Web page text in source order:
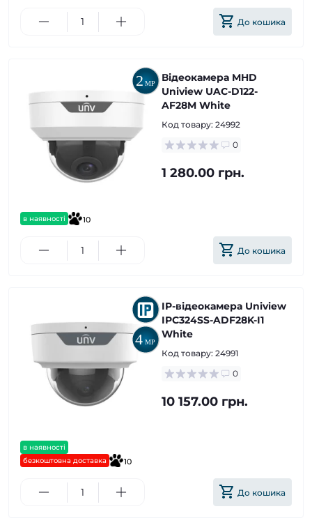
До кошика
в наявності 10
Відеокамера MHD
Uniview UAC-D122-
AF28M White
Код товару: 24992
0
1 280.00 грн.
До кошика
в наявності
безкоштовна доставка
10
IP-відеокамера Uniview
IPC324SS-ADF28K-I1
White
Код товару: 24991
0
10 157.00 грн.
До кошика